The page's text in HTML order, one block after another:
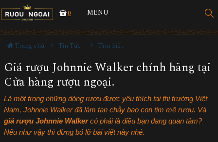
0 MENU
Trang chủ Tin Tức Tìm hiểu về rượu
Giá rượu Johnnie Walker chính hãng tại
Cửa hàng rượu ngoại.
Là một trong những dòng rượu được yêu thích tại thị trường Việt
Nam, Johnnie Walker đã làm tan chảy bao con tim mê rượu. Và
giá rượu Johnnie Walkercó phải là điều bạn đang quan tâm?
Nếu như vậy thì đừng bỏ lỡ bài viết này nhé.